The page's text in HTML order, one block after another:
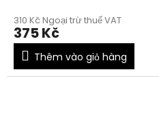
310 Kč Ngoại trừ thuế VAT
375 Kč
Thêm vào giỏ hàng